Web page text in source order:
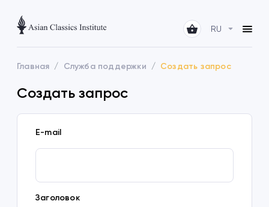
RU
Главная Служба поддержки Создать запрос
Создать запрос
E-mail
Заголовок